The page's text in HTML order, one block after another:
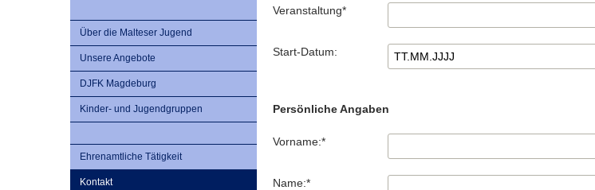
Über die Malteser Jugend
Unsere Angebote
DJFK Magdeburg
Kinder- und Jugendgruppen
Ehrenamtliche Tätigkeit
Kontakt
Veranstaltung*
Start-Datum:
Persönliche Angaben
Vorname:*
Name:*